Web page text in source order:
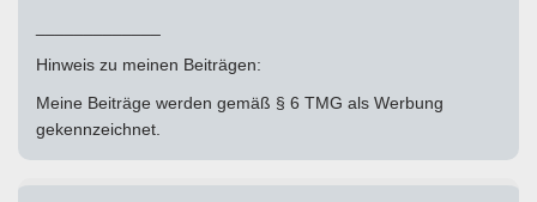
Hinweis zu meinen Beiträgen:
Meine Beiträge werden gemäß § 6 TMG als Werbung
gekennzeichnet.